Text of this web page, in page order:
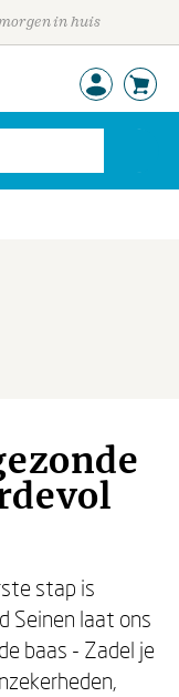
in huis
stap is
Seinen laat ons
baas - Zadel je